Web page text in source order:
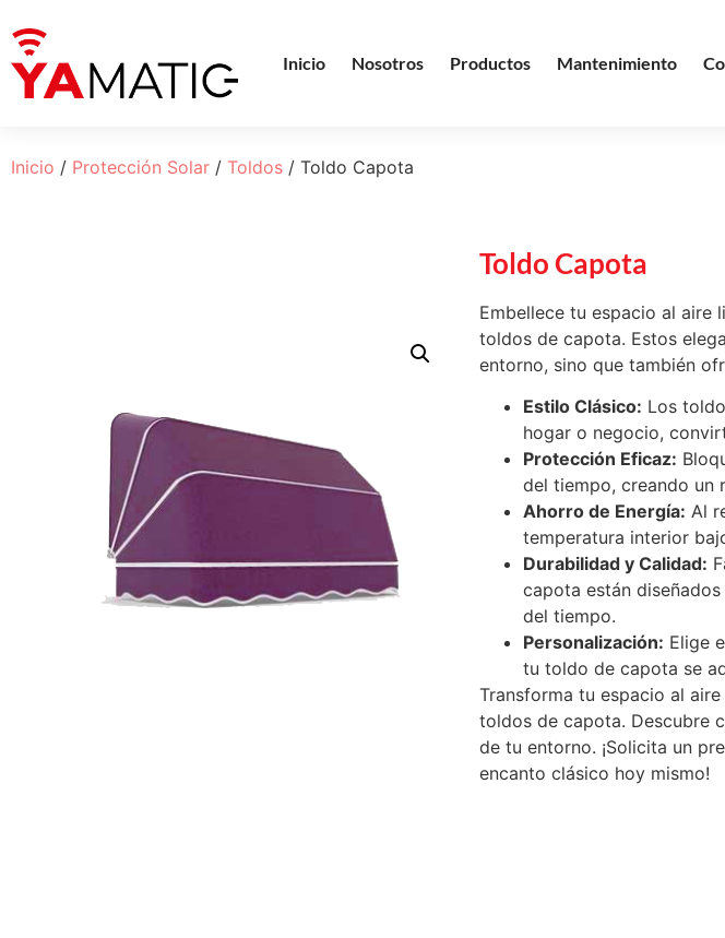
Inicio Nosotros Productos Mantenimiento
Inicio / Protección Solar / Toldos / Toldo Capota
Toldo Capota
Embellece tu espacio al aire
toldos de capota. Estos
entorno, sino que también
Estilo Clásico: Los
hogar o negocio,
Protección Eficaz:
del tiempo, creando un
Ahorro de Energía: Al
temperatura interior
Durabilidad y Calidad:
capota están
del tiempo.
Personalización: Elige
tu toldo de capota se
Transforma tu espacio al
toldos de capota. Descubre
de tu entorno. ¡Solicita un
encanto clásico hoy mismo!